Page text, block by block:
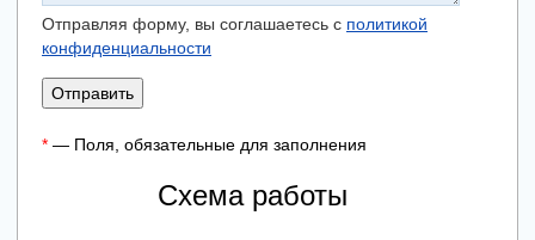
Отправляя форму, вы соглашаетесь с политикой
конфиденциальности
Отправить
* — Поля, обязательные для заполнения
Схема работы